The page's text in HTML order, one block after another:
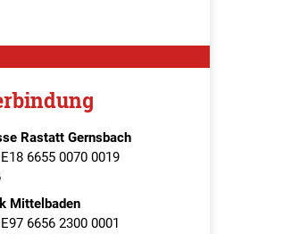
Rastatt Gernsbach
6655 0070 0019
Mittelbaden
6656 2300 0001